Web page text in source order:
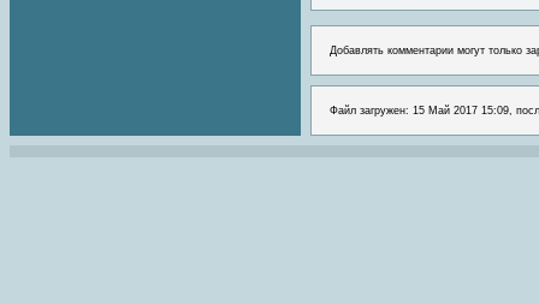
Добавлять комментарии могут только
Файл загружен: 15 Май 2017 15:09,